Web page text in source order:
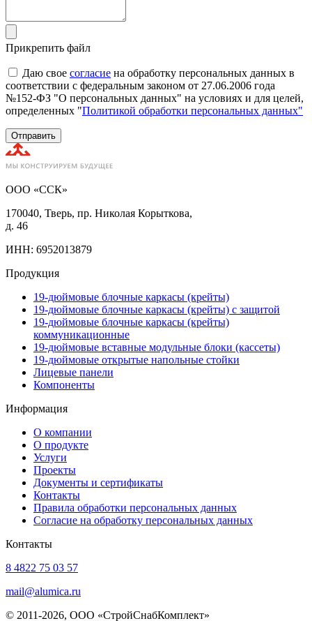
Прикрепить файл
Даю свое согласие на обработку персональных данных в
соответствии с федеральным законом от 27.06.2006 года
№152-ФЗ "О персональных данных" на условиях и для целей,
определенных "Политикой обработки персональных данных"
Отправить
ООО «ССК»
170040, Тверь, пр. Николая Корыткова,
д. 46
ИНН: 6952013879
Продукция
19-дюймовые блочные каркасы (крейты)
19-дюймовые блочные каркасы (крейты) с защитой
19-дюймовые блочные каркасы (крейты)
коммуникационные
19-дюймовые вставные модульные блоки (кассеты)
19-дюймовые открытые напольные стойки
Лицевые панели
Компоненты
Информация
О компании
О продукте
Услуги
Проекты
Документы и сертификаты
Контакты
Правила обработки персональных данных
Согласие на обработку персональных данных
Контакты
8 4822 75 03 57
mail@alumica.ru
© 2011-2026, ООО «СтройСнабКомплект»